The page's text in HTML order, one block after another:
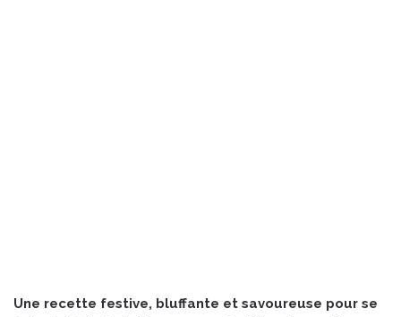
Une recette festive, bluffante et savoureuse pour se